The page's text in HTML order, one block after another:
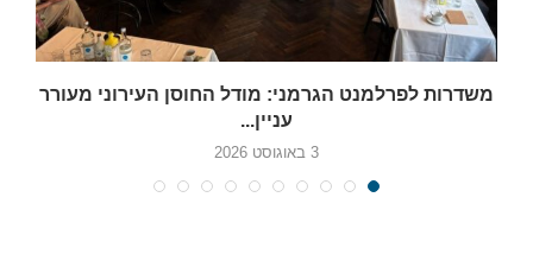
משדרות לפרלמנט הגרמני: מודל החוסן העירוני מעורר
עניין...
3 באוגוסט 2026